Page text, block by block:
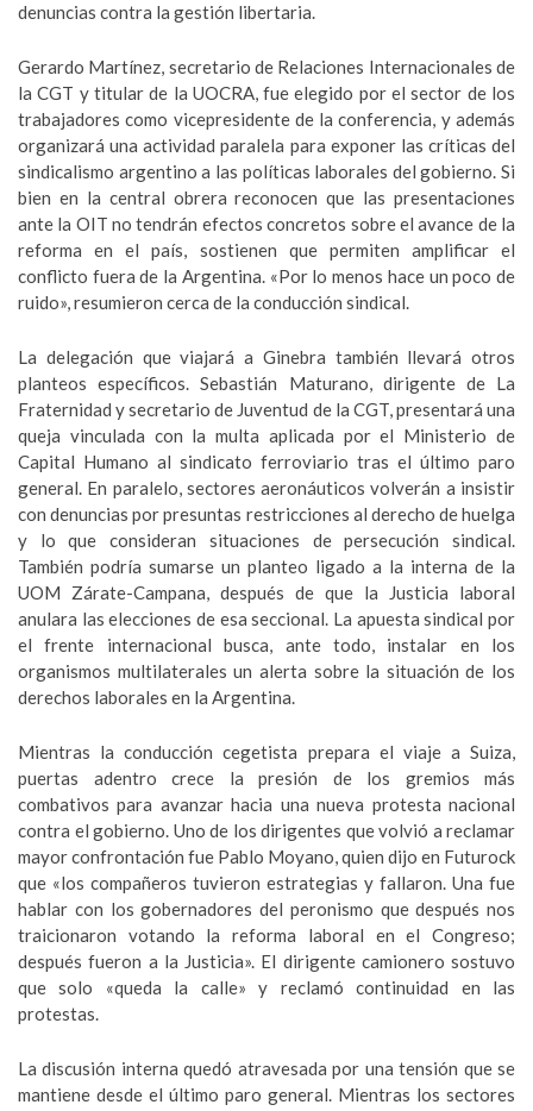
denuncias contra la gestión libertaria.
Gerardo Martínez, secretario de Relaciones Internacionales de
la CGT y titular de la UOCRA, fue elegido por el sector de los
trabajadores como vicepresidente de la conferencia, y además
organizará una actividad paralela para exponer las críticas del
sindicalismo argentino a las políticas laborales del gobierno. Si
bien en la central obrera reconocen que las presentaciones
ante la OIT no tendrán efectos concretos sobre el avance de la
reforma en el país, sostienen que permiten amplificar el
conflicto fuera de la Argentina. «Por lo menos hace un poco de
ruido», resumieron cerca de la conducción sindical.
La delegación que viajará a Ginebra también llevará otros
planteos específicos. Sebastián Maturano, dirigente de La
Fraternidad y secretario de Juventud de la CGT, presentará una
queja vinculada con la multa aplicada por el Ministerio de
Capital Humano al sindicato ferroviario tras el último paro
general. En paralelo, sectores aeronáuticos volverán a insistir
con denuncias por presuntas restricciones al derecho de huelga
y lo que consideran situaciones de persecución sindical.
También podría sumarse un planteo ligado a la interna de la
UOM Zárate-Campana, después de que la Justicia laboral
anulara las elecciones de esa seccional. La apuesta sindical por
el frente internacional busca, ante todo, instalar en los
organismos multilaterales un alerta sobre la situación de los
derechos laborales en la Argentina.
Mientras la conducción cegetista prepara el viaje a Suiza,
puertas adentro crece la presión de los gremios más
combativos para avanzar hacia una nueva protesta nacional
contra el gobierno. Uno de los dirigentes que volvió a reclamar
mayor confrontación fue Pablo Moyano, quien dijo en Futurock
que «los compañeros tuvieron estrategias y fallaron. Una fue
hablar con los gobernadores del peronismo que después nos
traicionaron votando la reforma laboral en el Congreso;
después fueron a la Justicia». El dirigente camionero sostuvo
que solo «queda la calle» y reclamó continuidad en las
protestas.
La discusión interna quedó atravesada por una tensión que se
mantiene desde el último paro general. Mientras los sectores